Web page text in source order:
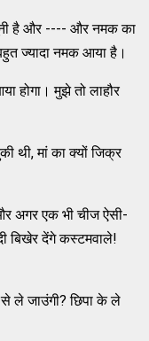
है और ---- और नमक का
ज्यादा नमक आया है।
होगा। मुझे तो लाहौर
थी, मां का क्यों जिक्र
अगर एक भी चीज ऐसी-
बिखेर देंगे कस्टमवाले!
ले जाउंगी? छिपा के ले